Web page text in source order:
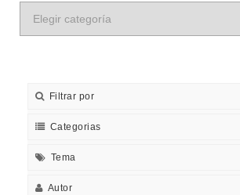
Filtrar por
Categorias
Tema
Autor